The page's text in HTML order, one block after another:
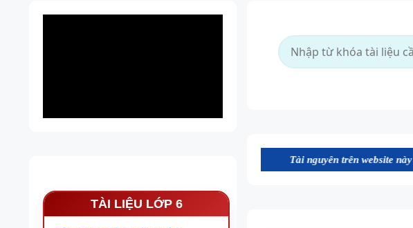
TÀI LIỆU LỚP 6
Tài nguyên trên website này được chúng